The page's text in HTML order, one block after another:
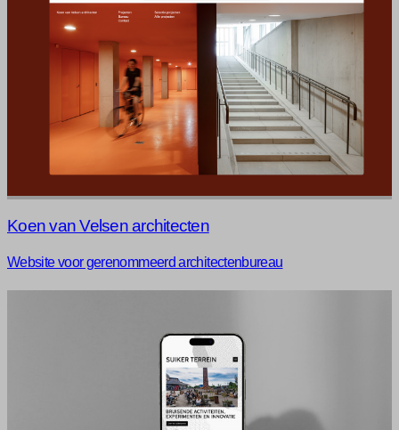
Koen van Velsen architecten
Website voor gerenommeerd architectenbureau